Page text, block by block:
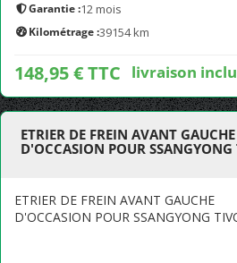
Garantie :12 mois
Kilométrage :39154 km
148,95 € TTC livraison
ETRIER DE FREIN AVANT GAUCHE
D'OCCASION POUR
ETRIER DE FREIN AVANT GAUCHE
D'OCCASION POUR SSANGYONG